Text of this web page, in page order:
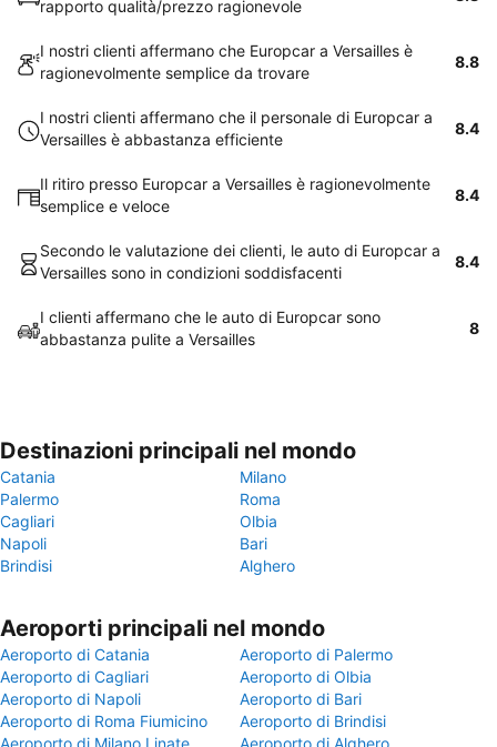
rapporto qualità/prezzo ragionevole
I nostri clienti affermano che Europcar a Versailles è
ragionevolmente semplice da trovare
8.8
I nostri clienti affermano che il personale di Europcar a
Versailles è abbastanza efficiente
8.4
Il ritiro presso Europcar a Versailles è ragionevolmente
semplice e veloce
8.4
Secondo le valutazione dei clienti, le auto di Europcar a
Versailles sono in condizioni soddisfacenti
8.4
I clienti affermano che le auto di Europcar sono
abbastanza pulite a Versailles
8
Destinazioni principali nel mondo
Catania
Milano
Palermo
Roma
Cagliari
Olbia
Napoli
Bari
Brindisi
Alghero
Aeroporti principali nel mondo
Aeroporto di Catania
Aeroporto di Palermo
Aeroporto di Cagliari
Aeroporto di Olbia
Aeroporto di Napoli
Aeroporto di Bari
Aeroporto di Roma Fiumicino
Aeroporto di Brindisi
Aeroporto di Milano Linate
Aeroporto di Alghero